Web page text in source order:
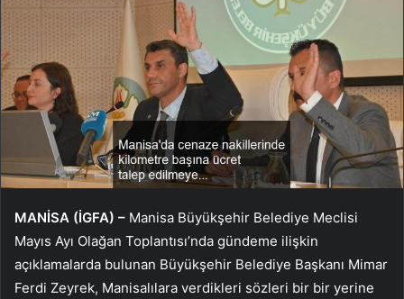
MANİSA (İGFA) – Manisa Büyükşehir Belediye Meclisi
Mayıs Ayı Olağan Toplantısı’nda gündeme ilişkin
açıklamalarda bulunan Büyükşehir Belediye Başkanı Mimar
Ferdi Zeyrek, Manisalılara verdikleri sözleri bir bir yerine